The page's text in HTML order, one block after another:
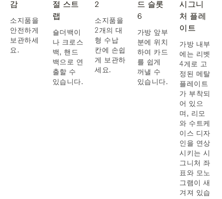
감
소지품을
안전하게
보관하세
요.
절 스트
랩
숄더백이
나 크로스
백, 핸드
백으로 연
출할 수
있습니다.
2
소지품을
2개의 대
형 수납
칸에 손쉽
게 보관하
세요.
드 슬롯
6
가방 앞부
분에 위치
하여 카드
를 쉽게
꺼낼 수
있습니다.
시그니
처 플레
이트
가방 내부
에는 리벳
4게로 고
정된 메탈
플레이트
가 부착되
어 있으
며, 리모
와 수트케
이스 디자
인을 연상
시키는 시
그니처 좌
표와 모노
그램이 새
겨져 있습